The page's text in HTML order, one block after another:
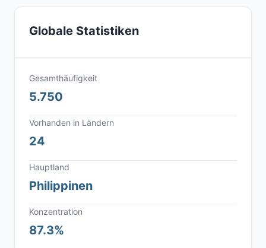
Globale Statistiken
Gesamthäufigkeit
5.750
Vorhanden in Ländern
24
Hauptland
Philippinen
Konzentration
87.3%